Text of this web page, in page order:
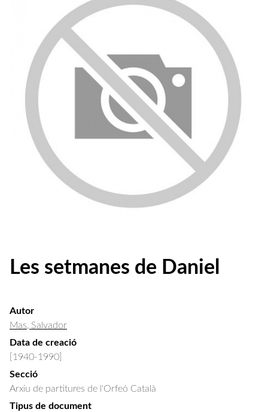
Les setmanes de Daniel
Autor
Mas, Salvador
Data de creació
[1940-1990]
Secció
Arxiu de partitures de l'Orfeó Català
Tipus de document